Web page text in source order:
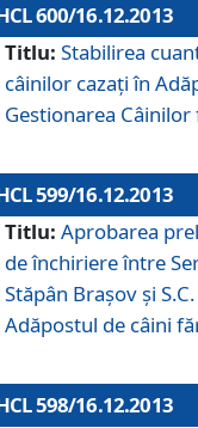
600/16.12.2013
Titlu: Stabilirea
câinilor cazaţi în
Gestionarea
599/16.12.2013
Titlu: Aprobarea
de închiriere între
Stăpân Braşov şi
Adăpostul de câini
598/16.12.2013